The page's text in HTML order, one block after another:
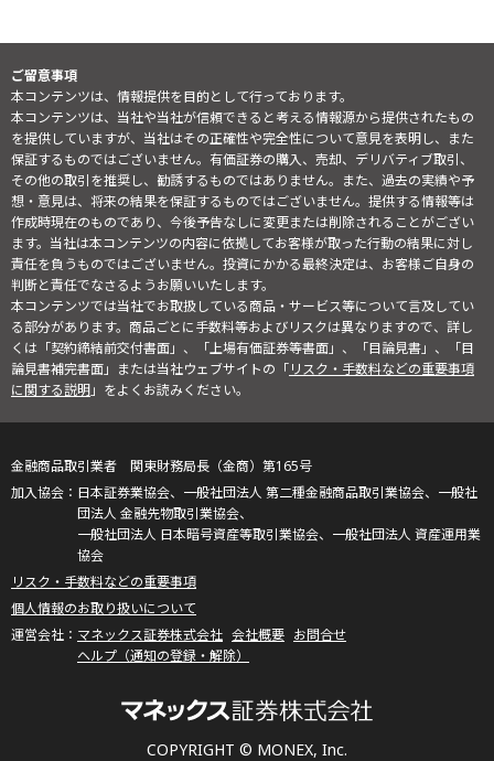
ご留意事項
本コンテンツは、情報提供を目的として行っております。
本コンテンツは、当社や当社が信頼できると考える情報源から提供されたもの
を提供していますが、当社はその正確性や完全性について意見を表明し、また
保証するものではございません。有価証券の購入、売却、デリバティブ取引、
その他の取引を推奨し、勧誘するものではありません。また、過去の実績や予
想・意見は、将来の結果を保証するものではございません。提供する情報等は
作成時現在のものであり、今後予告なしに変更または削除されることがござい
ます。当社は本コンテンツの内容に依拠してお客様が取った行動の結果に対し
責任を負うものではございません。投資にかかる最終決定は、お客様ご自身の
判断と責任でなさるようお願いいたします。
本コンテンツでは当社でお取扱している商品・サービス等について言及してい
る部分があります。商品ごとに手数料等およびリスクは異なりますので、詳し
くは「契約締結前交付書面」、「上場有価証券等書面」、「目論見書」、「目
論見書補完書面」または当社ウェブサイトの「リスク・手数料などの重要事項
に関する説明」をよくお読みください。
COPYRIGHT © MONEX, Inc.
金融商品取引業者 関東財務局長（金商）第165号
日本証券業協会、一般社団法人 第二種金融商品取引業協会、一般社
団法人 金融先物取引業協会、
一般社団法人 日本暗号資産等取引業協会、一般社団法人 資産運用業
協会
リスク・手数料などの重要事項
個人情報のお取り扱いについて
マネックス証券株式会社 会社概要 お問合せ
ヘルプ（通知の登録・解除）